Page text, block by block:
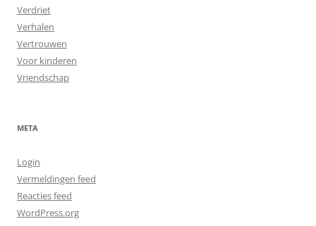
Verdriet
Verhalen
Vertrouwen
Voor kinderen
Vriendschap
META
Login
Vermeldingen feed
Reacties feed
WordPress.org